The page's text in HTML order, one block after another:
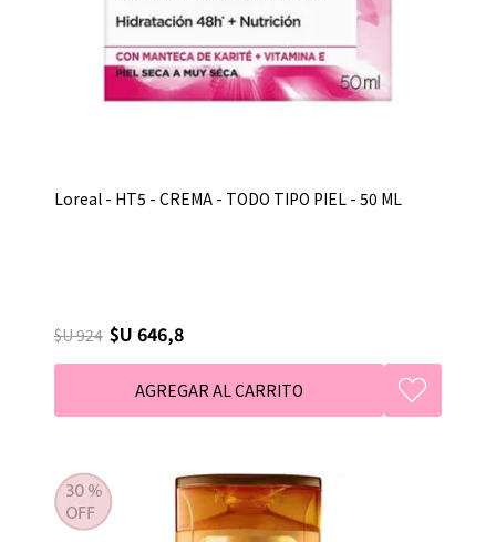
Loreal - HT5 - CREMA - TODO TIPO PIEL - 50 ML
$U 924 $U 646,8